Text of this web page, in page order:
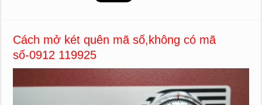
Cách mở két quên mã số,không có mã
số-0912 119925